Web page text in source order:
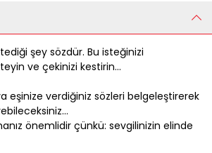
şey sözdür. Bu isteğinizi
ve çekinizi kestirin...
eşinize verdiğiniz sözleri belgeleştirerek
önemlidir çünkü: sevgilinizin elinde